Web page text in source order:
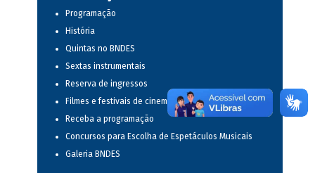
Programação
História
Quintas no BNDES
Sextas instrumentais
Reserva de ingressos
Filmes e festivais de cinema
Receba a programação
Concursos para Escolha de Espetáculos Musicais
Galeria BNDES